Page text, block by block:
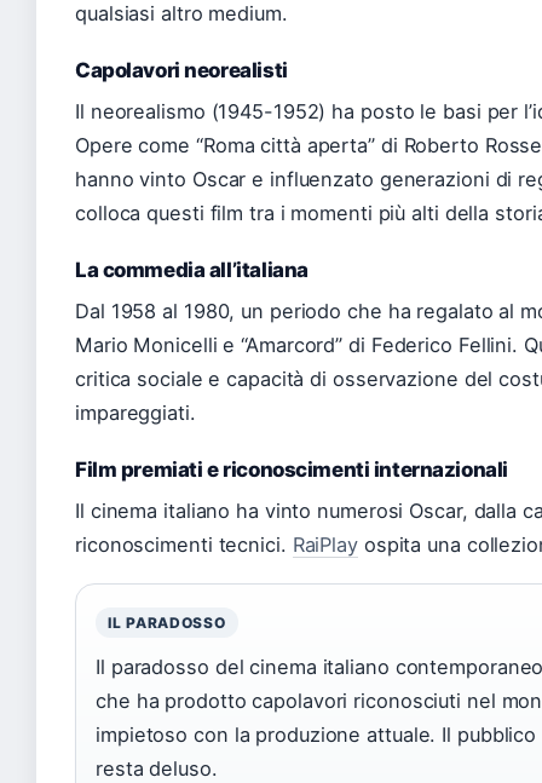
qualsiasi altro medium.
Capolavori neorealisti
Il neorealismo (1945-1952) ha posto le basi per
Opere come “Roma città aperta” di Roberto
hanno vinto Oscar e influenzato generazioni di
colloca questi film tra i momenti più alti della
La commedia all’italiana
Dal 1958 al 1980, un periodo che ha regalato al
Mario Monicelli e “Amarcord” di Federico Fellini.
critica sociale e capacità di osservazione del
impareggiati.
Film premiati e riconoscimenti internazionali
Il cinema italiano ha vinto numerosi Oscar, dalla
riconoscimenti tecnici. RaiPlayospita una
IL PARADOSSO
Il paradosso del cinema italiano
che ha prodotto capolavori riconosciuti nel
impietoso con la produzione attuale. Il
resta deluso.